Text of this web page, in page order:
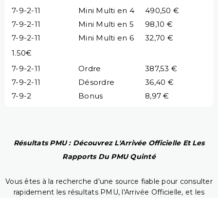
7-9-2-11
Mini Multi en 4
490,50 €
7-9-2-11
Mini Multi en 5
98,10 €
7-9-2-11
Mini Multi en 6
32,70 €
1.50€
7-9-2-11
Ordre
387,53 €
7-9-2-11
Désordre
36,40 €
7-9-2
Bonus 8,97 €
Résultats PMU : Découvrez L'Arrivée Officielle Et Les
Rapports Du PMU Quinté
Vous êtes à la recherche d'une source fiable pour consulter
rapidement les résultats PMU, l'Arrivée Officielle, et les